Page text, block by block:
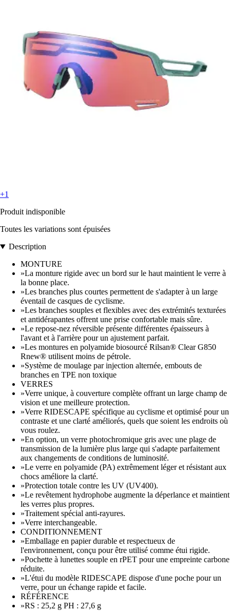
+1
Produit indisponible
Toutes les variations sont épuisées
Description
MONTURE
»La monture rigide avec un bord sur le haut maintient le verre à
la bonne place.
»Les branches plus courtes permettent de s'adapter à un large
éventail de casques de cyclisme.
»Les branches souples et flexibles avec des extrémités texturées
et antidérapantes offrent une prise confortable mais sûre.
»Le repose-nez réversible présente différentes épaisseurs à
l'avant et à l'arrière pour un ajustement parfait.
»Les montures en polyamide biosourcé Rilsan® Clear G850
Rnew® utilisent moins de pétrole.
»Système de moulage par injection alternée, embouts de
branches en TPE non toxique
VERRES
»Verre unique, à couverture complète offrant un large champ de
vision et une meilleure protection.
»Verre RIDESCAPE spécifique au cyclisme et optimisé pour un
contraste et une clarté améliorés, quels que soient les endroits où
vous roulez.
»En option, un verre photochromique gris avec une plage de
transmission de la lumière plus large qui s'adapte parfaitement
aux changements de conditions de luminosité.
»Le verre en polyamide (PA) extrêmement léger et résistant aux
chocs améliore la clarté.
»Protection totale contre les UV (UV400).
»Le revêtement hydrophobe augmente la déperlance et maintient
les verres plus propres.
»Traitement spécial anti-rayures.
»Verre interchangeable.
CONDITIONNEMENT
»Emballage en papier durable et respectueux de
l'environnement, conçu pour être utilisé comme étui rigide.
»Pochette à lunettes souple en rPET pour une empreinte carbone
réduite.
»L'étui du modèle RIDESCAPE dispose d'une poche pour un
verre, pour un échange rapide et facile.
RÉFÉRENCE
»RS : 25,2 g PH : 27,6 g